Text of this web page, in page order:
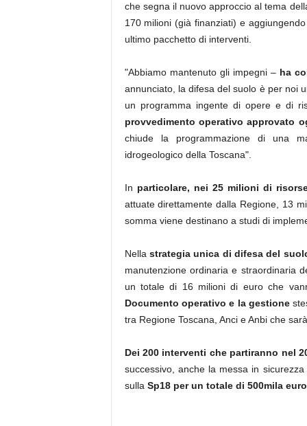
che segna il nuovo approccio al tema
170 milioni (già finanziati) e
ultimo pacchetto di interventi.
"Abbiamo mantenuto gli impegni – ha
annunciato, la difesa del suolo è per noi
un programma ingente di opere e di
provvedimento operativo approvato
chiude la programmazione di una
idrogeologico della Toscana".
In particolare, nei 25 milioni di
attuate direttamente dalla Regione, 13
somma viene destinano a studi di
Nella strategia unica di difesa del
manutenzione ordinaria e straordinaria
un totale di 16 milioni di euro che
Documento operativo e la gestione
tra Regione Toscana, Anci e Anbi che
Dei 200 interventi che partiranno nel
successivo, anche la messa in
sulla Sp18 per un totale di 500mila